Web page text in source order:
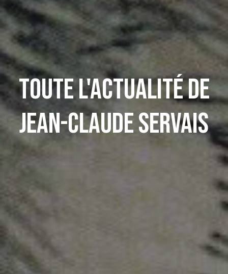
Toute l'actualité de
Jean-Claude Servais